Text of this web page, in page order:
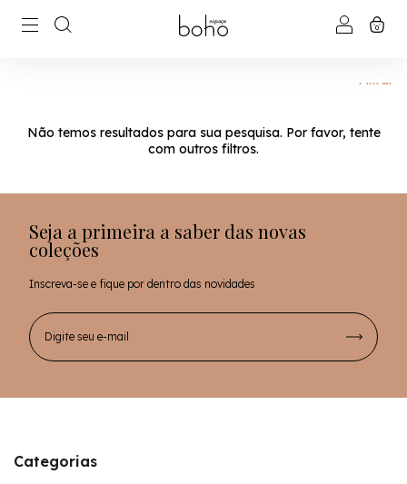
0
Filtrar
Não temos resultados para sua pesquisa. Por favor, tente
com outros filtros.
Seja a primeira a saber das novas
coleções
Inscreva-se e fique por dentro das novidades
Categorias